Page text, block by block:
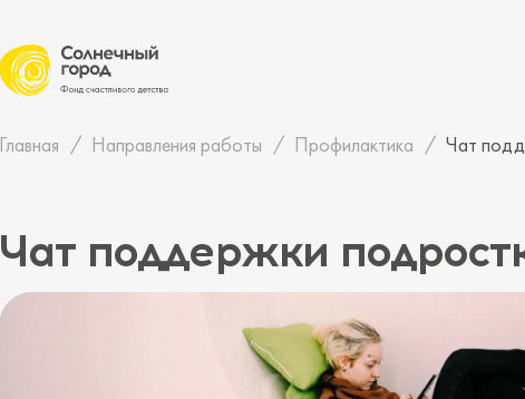
Главная Направления работы Профилактика Чат
Чат поддержки